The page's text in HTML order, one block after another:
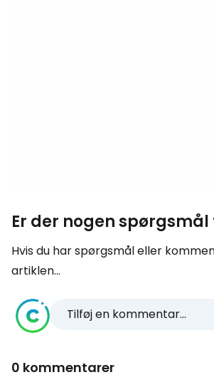
Er der nogen
Hvis du har spørgsmål eller
artiklen...
Tilføj en kommentar...
0 kommentarer